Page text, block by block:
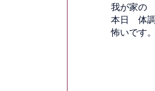
我が家の
本日 体調
怖いです